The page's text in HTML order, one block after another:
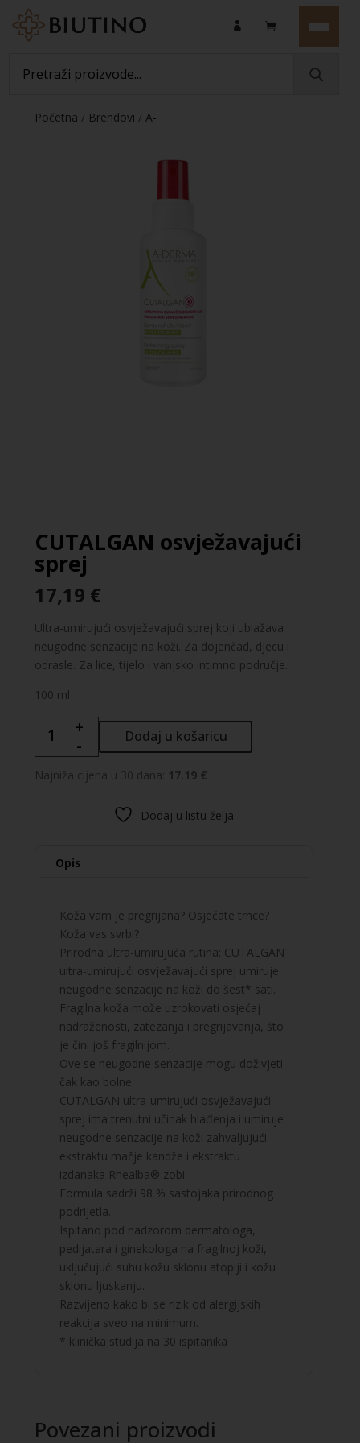
Početna / Brendovi /A-
CUTALGAN osvježavajući
sprej
17,19 €
Ultra-umirujući osvježavajući sprej koji ublažava
neugodne senzacije na koži. Za dojenčad, djecu i
odrasle. Za lice, tijelo i vanjsko intimno područje.
100 ml
CUTALGAN
osvježavajući
količina
+
-
Dodaj u košaricu
Najniža cijena u 30 dana: 17.19 €
Dodaj u listu želja
Opis
Koža vam je pregrijana? Osjećate trnce?
Koža vas svrbi?
Prirodna ultra-umirujuća rutina: CUTALGAN
ultra-umirujući osvježavajući sprej umiruje
neugodne senzacije na koži do šest* sati.
Fragilna koža može uzrokovati osjećaj
nadraženosti, zatezanja i pregrijavanja, što
je čini još fragilnijom.
Ove se neugodne senzacije mogu doživjeti
čak kao bolne.
CUTALGAN ultra-umirujući osvježavajući
sprej ima trenutni učinak hlađenja i umiruje
neugodne senzacije na koži zahvaljujući
ekstraktu mačje kandže i ekstraktu
izdanaka Rhealba® zobi.
Formula sadrži 98 % sastojaka prirodnog
podrijetla.
Ispitano pod nadzorom dermatologa,
pedijatara i ginekologa na fragilnoj koži,
uključujući suhu kožu sklonu atopiji i kožu
sklonu ljuskanju.
Razvijeno kako bi se rizik od alergijskih
reakcija sveo na minimum.
* klinička studija na 30 ispitanika
Povezani proizvodi